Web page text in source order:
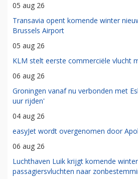
05 aug 26
Transavia opent komende winter
Brussels Airport
05 aug 26
KLM stelt eerste commerciële vlucht
06 aug 26
Groningen vanaf nu verbonden met
uur rijden'
04 aug 26
easyJet wordt overgenomen door
06 aug 26
Luchthaven Luik krijgt komende
passagiersvluchten naar